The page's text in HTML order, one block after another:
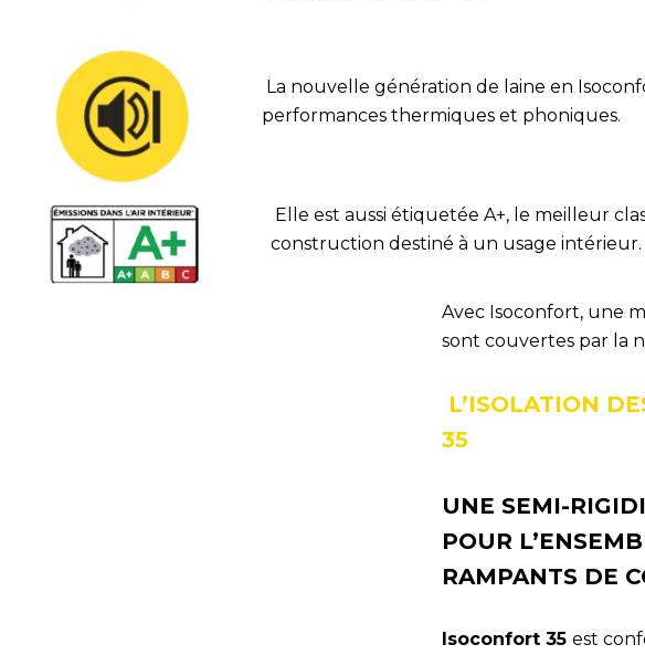
La nouvelle génération de laine en
performances thermiques et phoniques.
Elle est aussi étiquetée A+, le meilleur
construction destiné à un usage intérieur.
Avec Isoconfort, une
sont couvertes par la
L’ISOLATION
35
UNE SEMI-
POUR
RAMPANTS DE
Isoconfort 35 est